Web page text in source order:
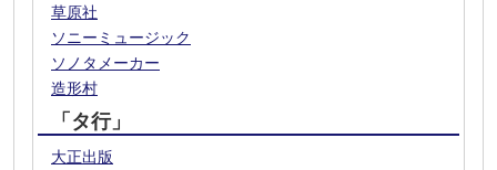
草原社
ソニーミュージック
ソノタメーカー
造形村
「タ行」
大正出版